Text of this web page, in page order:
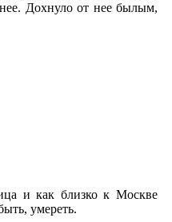
Дохнуло от нее былым,
и как близко к Москве
умереть.